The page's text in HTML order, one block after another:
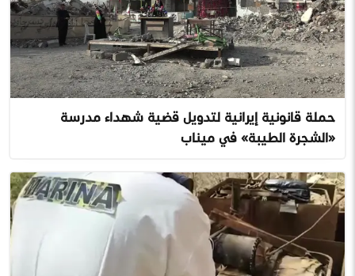
حملة قانونية إيرانية لتدويل قضية شهداء مدرسة
«الشجرة الطيبة» في ميناب